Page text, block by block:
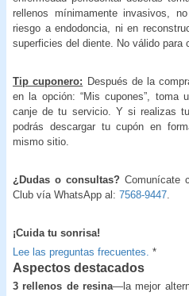
rellenos mínimamente invasivos,
riesgo a endodoncia, ni en
superficies del diente. No válido para
Tip cuponero: Después de la
en la opción: “Mis cupones”, toma
canje de tu servicio. Y si realizas
podrás descargar tu cupón en
mismo sitio.
¿Dudas o consultas? Comunícate
Club vía WhatsApp al: 7568-9447
¡Cuida tu sonrisa!
Lee las preguntas frecuentes. *
Aspectos destacados
3 rellenos de resina—la mejor